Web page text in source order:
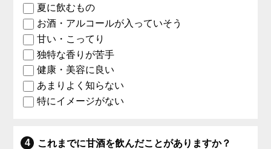
夏に飲むもの
お酒・アルコールが入っていそう
甘い・こってり
独特な香りが苦手
健康・美容に良い
あまりよく知らない
特にイメージがない
これまでに甘酒を飲んだことがありますか？